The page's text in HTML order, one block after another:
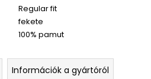
Regular fit
fekete
100% pamut
Információk a gyártóról